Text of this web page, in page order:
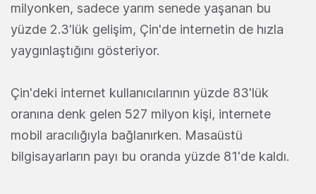
milyonken, sadece yarım senede yaşanan bu
yüzde 2.3'lük gelişim, Çin'de internetin de hızla
yaygınlaştığını gösteriyor.
Çin'deki internet kullanıcılarının yüzde 83'lük
oranına denk gelen 527 milyon kişi, internete
mobil aracılığıyla bağlanırken. Masaüstü
bilgisayarların payı bu oranda yüzde 81'de kaldı.